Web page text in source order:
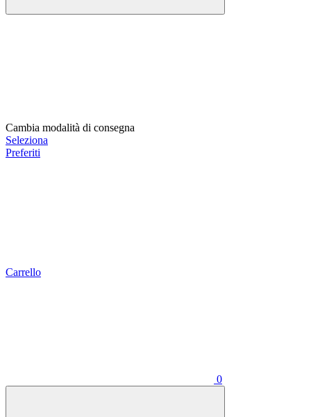
Cambia modalità di consegna
Seleziona
Preferiti
Carrello
0